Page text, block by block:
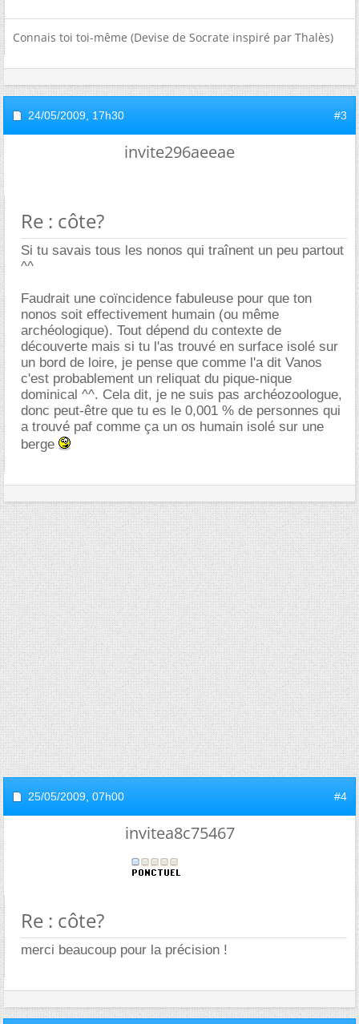
Connais toi toi-même (Devise de Socrate inspiré par Thalès)
24/05/2009, 17h30 #3
invite296aeeae
Re : côte?
Si tu savais tous les nonos qui traînent un peu partout
^^
Faudrait une coïncidence fabuleuse pour que ton
nonos soit effectivement humain (ou même
archéologique). Tout dépend du contexte de
découverte mais si tu l'as trouvé en surface isolé sur
un bord de loire, je pense que comme l'a dit Vanos
c'est probablement un reliquat du pique-nique
dominical ^^. Cela dit, je ne suis pas archéozoologue,
donc peut-être que tu es le 0,001 % de personnes qui
a trouvé paf comme ça un os humain isolé sur une
berge
25/05/2009, 07h00 #4
invitea8c75467
Re : côte?
merci beaucoup pour la précision !